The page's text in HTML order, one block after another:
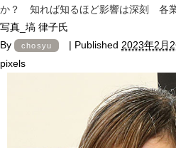
か？ 知れば知るほど影響は深刻 各
写真_塙 律子氏
By
chosyu | Published 2023年2月
pixels